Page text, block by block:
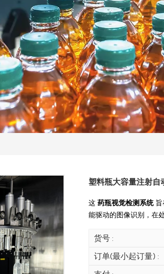
塑料瓶大容量注射自
这 药瓶视觉检测系统旨
能驱动的图像识别，在
货号 :
订单(最小起订量) :